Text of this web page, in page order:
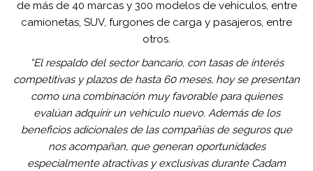
de más de 40 marcas y 300 modelos de vehículos, entre
camionetas, SUV, furgones de carga y pasajeros, entre
otros.
“El respaldo del sector bancario, con tasas de interés
competitivas y plazos de hasta 60 meses, hoy se presentan
como una combinación muy favorable para quienes
evalúan adquirir un vehículo nuevo. Además de los
beneficios adicionales de las compañías de seguros que
nos acompañan, que generan oportunidades
especialmente atractivas y exclusivas durante Cadam